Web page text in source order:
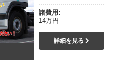
諸費用:
14万円
詳細を見る